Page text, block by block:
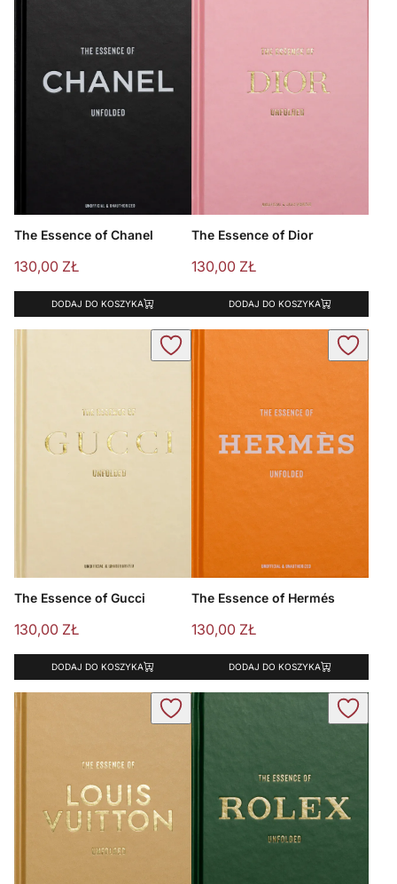
The Essence of Chanel
130,00 ZŁ
DODAJ DO KOSZYKA
The Essence of Dior
130,00 ZŁ
DODAJ DO KOSZYKA
The Essence of Gucci
130,00 ZŁ
DODAJ DO KOSZYKA
The Essence of Hermés
130,00 ZŁ
DODAJ DO KOSZYKA